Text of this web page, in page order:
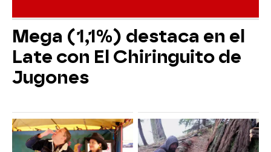
Mega (1,1%) destaca en el
Late con El Chiringuito de
Jugones